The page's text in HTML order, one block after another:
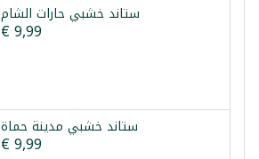
ستاند خشبي حارات الشام
€ 9,99
ستاند خشبي مدينة حماة
€ 9,99